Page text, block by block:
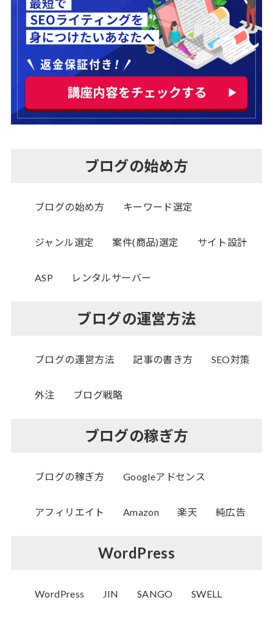
ブログの始め方
ブログの始め方 キーワード選定
ジャンル選定 案件(商品)選定 サイト設計
ASP レンタルサーバー
ブログの運営方法
ブログの運営方法 記事の書き方 SEO対策
外注 ブログ戦略
ブログの稼ぎ方
ブログの稼ぎ方 Googleアドセンス
アフィリエイト Amazon 楽天 純広告
WordPress
WordPress JIN SANGO SWELL